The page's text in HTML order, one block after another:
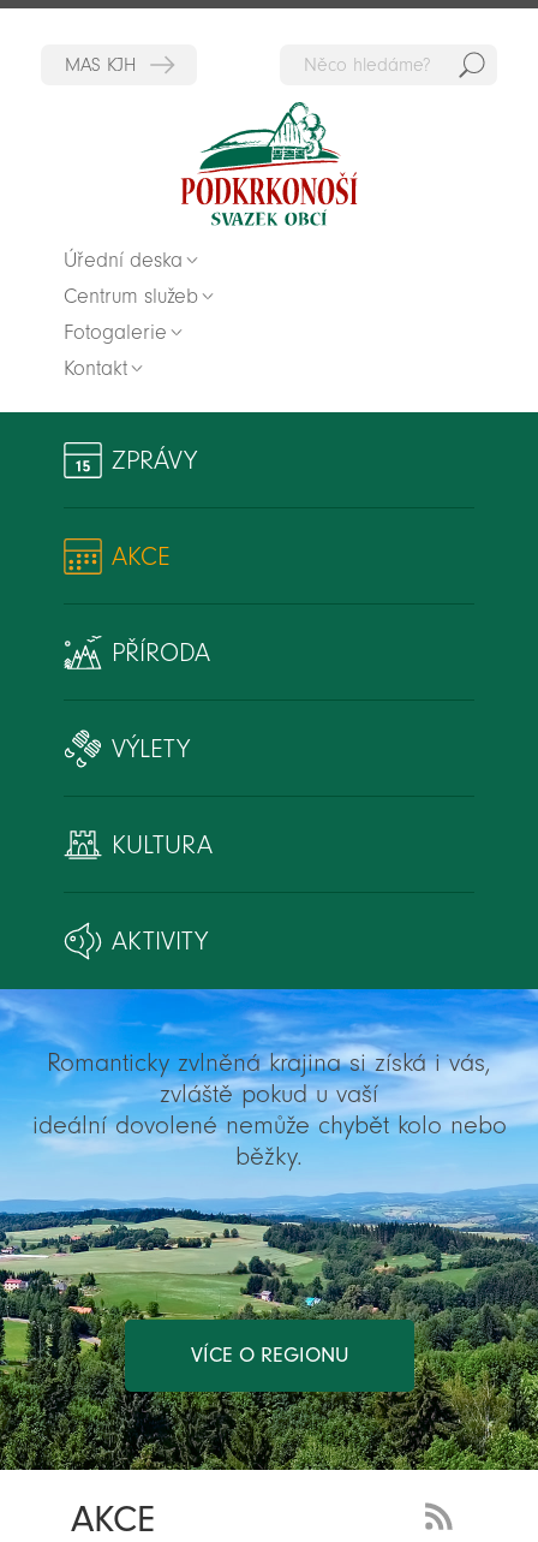
Úřední deska
Centrum služeb
Fotogalerie
Kontakt
ZPRÁVY
AKCE
PŘÍRODA
VÝLETY
KULTURA
AKTIVITY
Romanticky zvlněná krajina si získá i vás,
zvláště pokud u vaší
ideální dovolené nemůže chybět kolo nebo
běžky.
VÍCE O REGIONU
AKCE